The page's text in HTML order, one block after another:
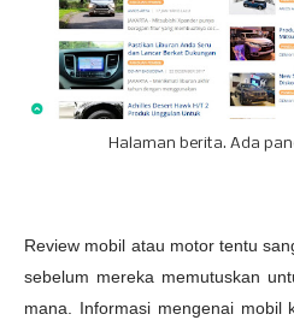
Halaman berita. Ada
Review mobil atau motor tentu
sebelum mereka memutuskan
mana. Informasi mengenai mobil